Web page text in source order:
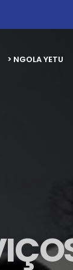
> NGOLA YETU